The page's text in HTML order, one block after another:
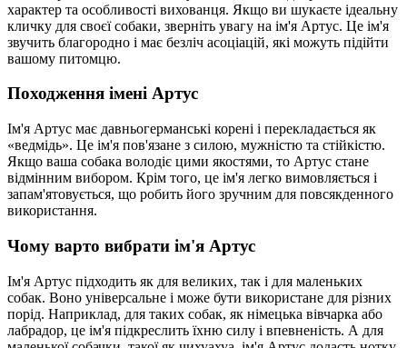
характер та особливості вихованця. Якщо ви шукаєте ідеальну
кличку для своєї собаки, зверніть увагу на ім'я Артус. Це ім'я
звучить благородно і має безліч асоціацій, які можуть підійти
вашому питомцю.
Походження імені Артус
Ім'я Артус має давньогерманські корені і перекладається як
«ведмідь». Це ім'я пов'язане з силою, мужністю та стійкістю.
Якщо ваша собака володіє цими якостями, то Артус стане
відмінним вибором. Крім того, це ім'я легко вимовляється і
запам'ятовується, що робить його зручним для повсякденного
використання.
Чому варто вибрати ім'я Артус
Ім'я Артус підходить як для великих, так і для маленьких
собак. Воно універсальне і може бути використане для різних
порід. Наприклад, для таких собак, як німецька вівчарка або
лабрадор, це ім'я підкреслить їхню силу і впевненість. А для